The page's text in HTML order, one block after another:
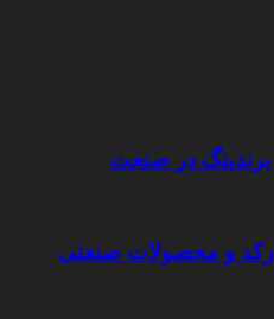
در صنعت
و محصولات صنعتی